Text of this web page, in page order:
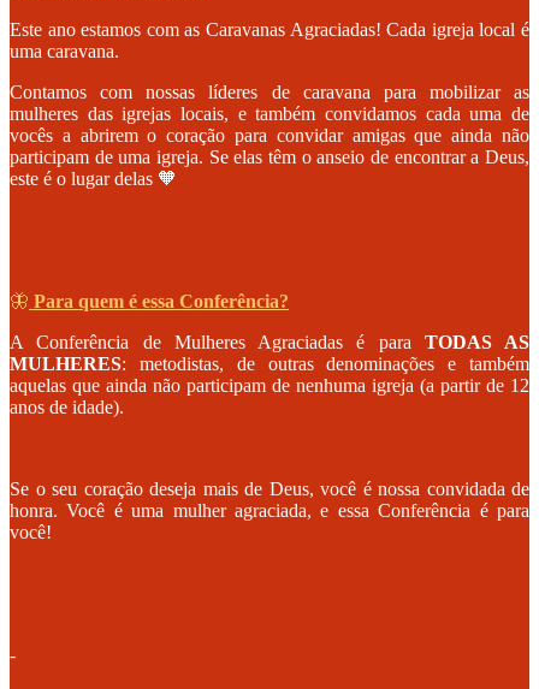
Este ano estamos com as Caravanas Agraciadas! Cada igreja local é
uma caravana.
Contamos com nossas líderes de caravana para mobilizar as
mulheres das igrejas locais, e também convidamos cada uma de
vocês a abrirem o coração para convidar amigas que ainda não
participam de uma igreja. Se elas têm o anseio de encontrar a Deus,
este é o lugar delas 🧡
🦋 Para quem é essa Conferência?
A Conferência de Mulheres Agraciadas é para TODAS AS
MULHERES: metodistas, de outras denominações e também
aquelas que ainda não participam de nenhuma igreja (a partir de 12
anos de idade).
Se o seu coração deseja mais de Deus, você é nossa convidada de
honra. Você é uma mulher agraciada, e essa Conferência é para
você!
-